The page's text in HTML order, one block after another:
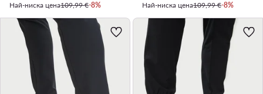
Най-ниска цена109,99 €-8%
Най-ниска цена109,99 €-8%